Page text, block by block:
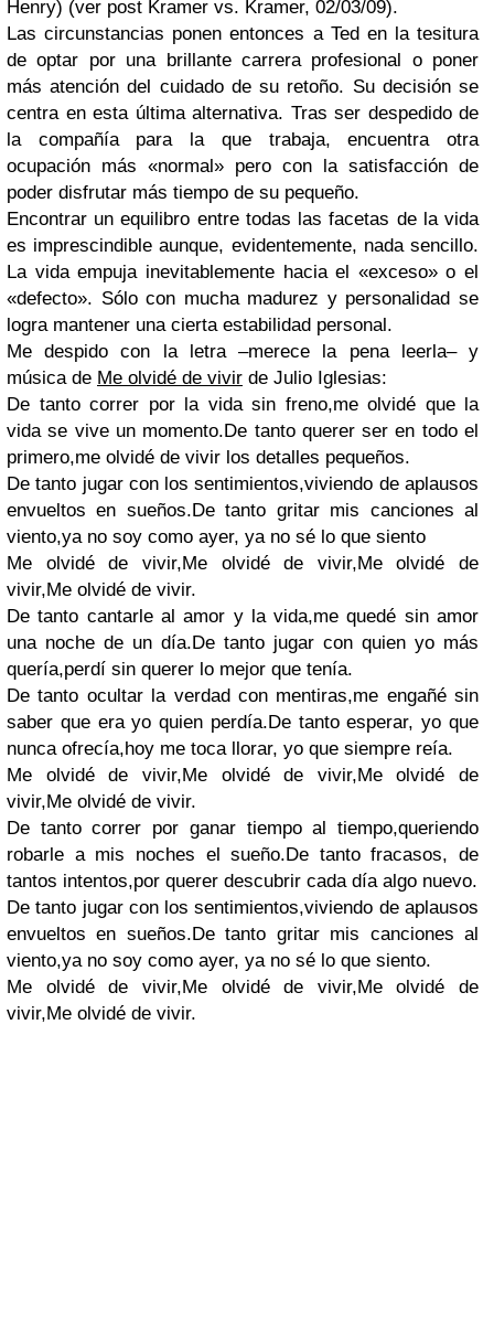
Henry) (ver post Kramer vs. Kramer, 02/03/09).
Las circunstancias ponen entonces a Ted en la tesitura
de optar por una brillante carrera profesional o poner
más atención del cuidado de su retoño. Su decisión se
centra en esta última alternativa. Tras ser despedido de
la compañía para la que trabaja, encuentra otra
ocupación más «normal» pero con la satisfacción de
poder disfrutar más tiempo de su pequeño.
Encontrar un equilibro entre todas las facetas de la vida
es imprescindible aunque, evidentemente, nada sencillo.
La vida empuja inevitablemente hacia el «exceso» o el
«defecto». Sólo con mucha madurez y personalidad se
logra mantener una cierta estabilidad personal.
Me despido con la letra –merece la pena leerla– y
música de Me olvidé de vivir de Julio Iglesias:
De tanto correr por la vida sin freno,me olvidé que la
vida se vive un momento.De tanto querer ser en todo el
primero,me olvidé de vivir los detalles pequeños.
De tanto jugar con los sentimientos,viviendo de aplausos
envueltos en sueños.De tanto gritar mis canciones al
viento,ya no soy como ayer, ya no sé lo que siento
Me olvidé de vivir,Me olvidé de vivir,Me olvidé de
vivir,Me olvidé de vivir.
De tanto cantarle al amor y la vida,me quedé sin amor
una noche de un día.De tanto jugar con quien yo más
quería,perdí sin querer lo mejor que tenía.
De tanto ocultar la verdad con mentiras,me engañé sin
saber que era yo quien perdía.De tanto esperar, yo que
nunca ofrecía,hoy me toca llorar, yo que siempre reía.
Me olvidé de vivir,Me olvidé de vivir,Me olvidé de
vivir,Me olvidé de vivir.
De tanto correr por ganar tiempo al tiempo,queriendo
robarle a mis noches el sueño.De tanto fracasos, de
tantos intentos,por querer descubrir cada día algo nuevo.
De tanto jugar con los sentimientos,viviendo de aplausos
envueltos en sueños.De tanto gritar mis canciones al
viento,ya no soy como ayer, ya no sé lo que siento.
Me olvidé de vivir,Me olvidé de vivir,Me olvidé de
vivir,Me olvidé de vivir.